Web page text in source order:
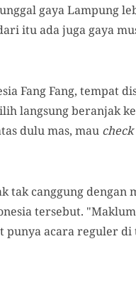
gaya Lampung
itu ada juga gaya
Fang Fang, tempat
langsung beranjak
dulu mas, mau
tak canggung dengan
tersebut.
acara reguler di